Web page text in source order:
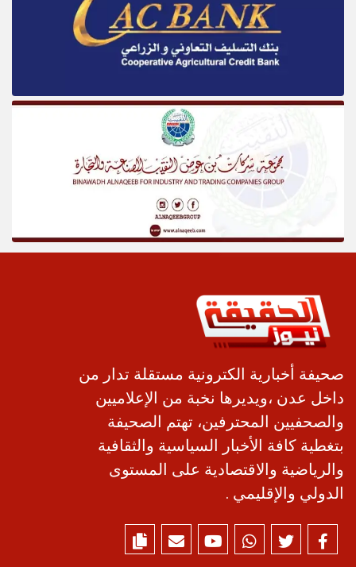
صحيفة أخبارية الكترونية مستقلة تدار من
داخل عدن ،ويديرها نخبة من الإعلاميين
والصحفيين المحترفين، تهتم الصحيفة
بتغطية كافة الأخبار السياسية والثقافية
والرياضية والاقتصادية على المستوى
الدولي والإقليمي .